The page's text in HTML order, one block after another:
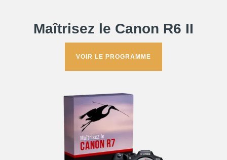
Maîtrisez le Canon R6 II
VOIR LE PROGRAMME